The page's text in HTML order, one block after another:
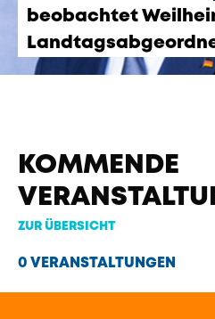
beobachtet
KOMMENDE
ZUR ÜBERSICHT
0 VERANSTALTUNGEN